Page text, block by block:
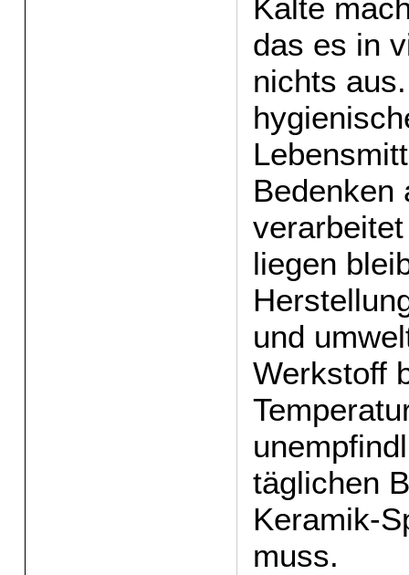
Kälte
das es in
nichts
Bedenken
liegen
und
Werkstoff
täglichen
Keramik-
muss.